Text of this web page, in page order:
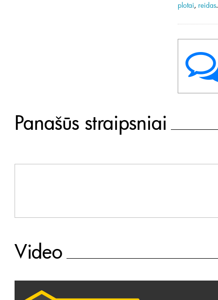
plotai, reidas.
Panašūs straipsniai
Video